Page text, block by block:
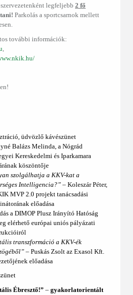
legfeljebb 2 fő
Parkolás a sportcsarnok mellett
további információk:
,
üdvözlő kávészünet
Balázs Melinda, a Nógrád
Kereskedelmi és Iparkamara
köszöntője
szolgálhatja a KKV-kat a
Intelligencia?” – Koleszár Péter,
MVP 2.0 projekt tanácsadási
előadása
a DIMOP Plusz Irányító Hatóság
elérhető európai uniós pályázati
transzformáció a KKV-ék
– Puskás Zsolt az Exasol Kft.
előadása
Ébresztő!” – gyakorlatorientált